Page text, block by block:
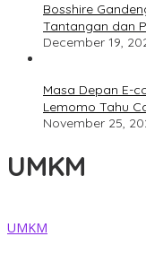
Bosshire
Tantangan dan
December 19,
Masa Depan E-
Lemomo Tahu
November 25,
UMKM
UMKM